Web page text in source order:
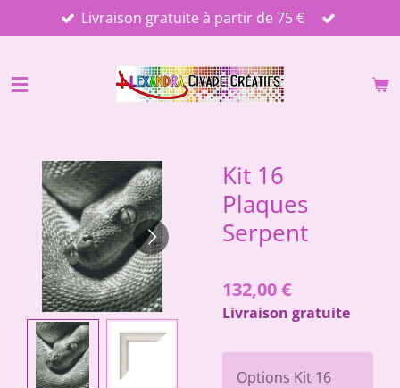
au
principal
Livraison gratuite à partir de 75 €
Kit 16
Plaques
Serpent
132,00 €
Livraison gratuite
Options Kit 16